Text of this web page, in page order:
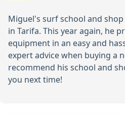
Miguel's surf school and
in Tarifa. This year again, he
equipment in an easy and
expert advice when buying a
recommend his school and
you next time!